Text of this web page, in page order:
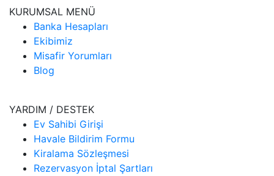
KURUMSAL MENÜ
Banka Hesapları
Ekibimiz
Misafir Yorumları
Blog
YARDIM / DESTEK
Ev Sahibi Girişi
Havale Bildirim Formu
Kiralama Sözleşmesi
Rezervasyon İptal Şartları